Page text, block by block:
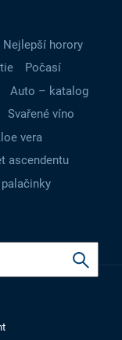
Nejlepší horory
Počasí
Auto – katalog
Svařené víno
vera
ascendentu